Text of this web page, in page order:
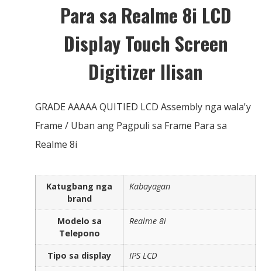
Para sa Realme 8i LCD
Display Touch Screen
Digitizer Ilisan
GRADE AAAAA QUITIED LCD Assembly nga wala'y
Frame / Uban ang Pagpuli sa Frame Para sa
Realme 8i
Katugbang nga
brand
Kabayagan
Modelo sa
Telepono
Realme 8i
Tipo sa display
IPS LCD